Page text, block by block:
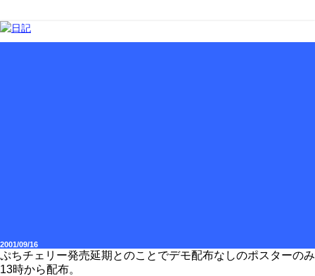
2001/09/16
ぷちチェリー発売延期とのことでデモ配布なしのポスターのみ
13時から配布。